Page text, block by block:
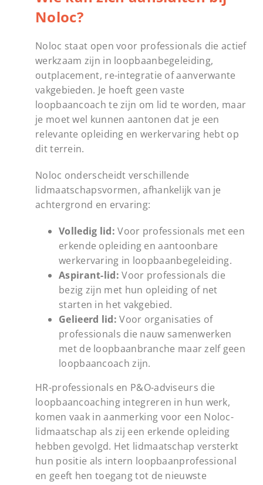
Noloc?
Noloc staat open voor professionals die actief
werkzaam zijn in loopbaanbegeleiding,
outplacement, re-integratie of aanverwante
vakgebieden. Je hoeft geen vaste
loopbaancoach te zijn om lid te worden, maar
je moet wel kunnen aantonen dat je een
relevante opleiding en werkervaring hebt op
dit terrein.
Noloc onderscheidt verschillende
lidmaatschapsvormen, afhankelijk van je
achtergrond en ervaring:
Volledig lid: Voor professionals met een
erkende opleiding en aantoonbare
werkervaring in loopbaanbegeleiding.
Aspirant-lid: Voor professionals die
bezig zijn met hun opleiding of net
starten in het vakgebied.
Gelieerd lid: Voor organisaties of
professionals die nauw samenwerken
met de loopbaanbranche maar zelf geen
loopbaancoach zijn.
HR-professionals en P&O-adviseurs die
loopbaancoaching integreren in hun werk,
komen vaak in aanmerking voor een Noloc-
lidmaatschap als zij een erkende opleiding
hebben gevolgd. Het lidmaatschap versterkt
hun positie als intern loopbaanprofessional
en geeft hen toegang tot de nieuwste